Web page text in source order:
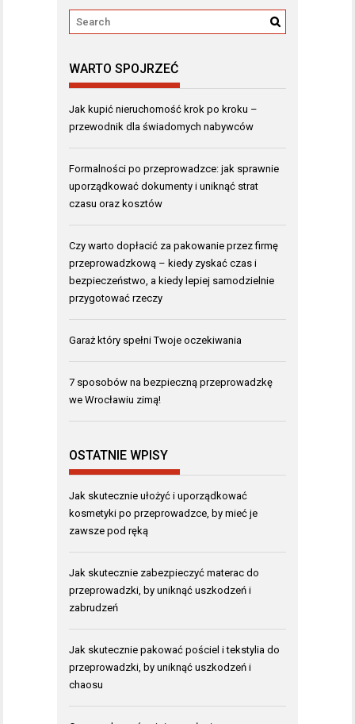
WARTO SPOJRZEĆ
Jak kupić nieruchomość krok po kroku –
przewodnik dla świadomych nabywców
Formalności po przeprowadzce: jak sprawnie
uporządkować dokumenty i uniknąć strat
czasu oraz kosztów
Czy warto dopłacić za pakowanie przez firmę
przeprowadzkową – kiedy zyskać czas i
bezpieczeństwo, a kiedy lepiej samodzielnie
przygotować rzeczy
Garaż który spełni Twoje oczekiwania
7 sposobów na bezpieczną przeprowadzkę
we Wrocławiu zimą!
OSTATNIE WPISY
Jak skutecznie ułożyć i uporządkować
kosmetyki po przeprowadzce, by mieć je
zawsze pod ręką
Jak skutecznie zabezpieczyć materac do
przeprowadzki, by uniknąć uszkodzeń i
zabrudzeń
Jak skutecznie pakować pościel i tekstylia do
przeprowadzki, by uniknąć uszkodzeń i
chaosu